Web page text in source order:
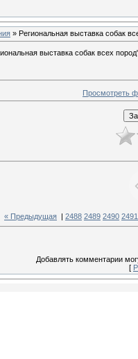
» Региональная выставка собак
выставка собак всех
Просмотреть
« Предыдущая | 2488 2489 2490 2491
Добавлять комментарии
[